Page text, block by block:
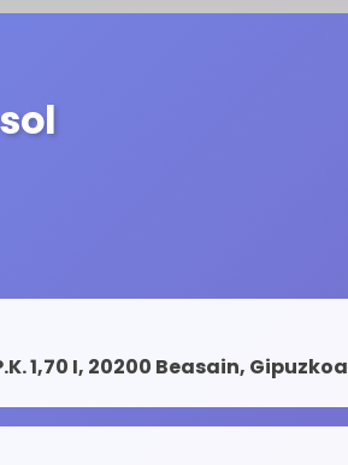
1,70 I, 20200 Beasain, Gipuzkoa